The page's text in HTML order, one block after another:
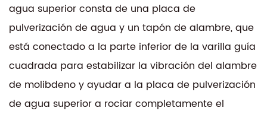
agua superior consta de una placa de
pulverización de agua y un tapón de alambre, que
está conectado a la parte inferior de la varilla guía
cuadrada para estabilizar la vibración del alambre
de molibdeno y ayudar a la placa de pulverización
de agua superior a rociar completamente el